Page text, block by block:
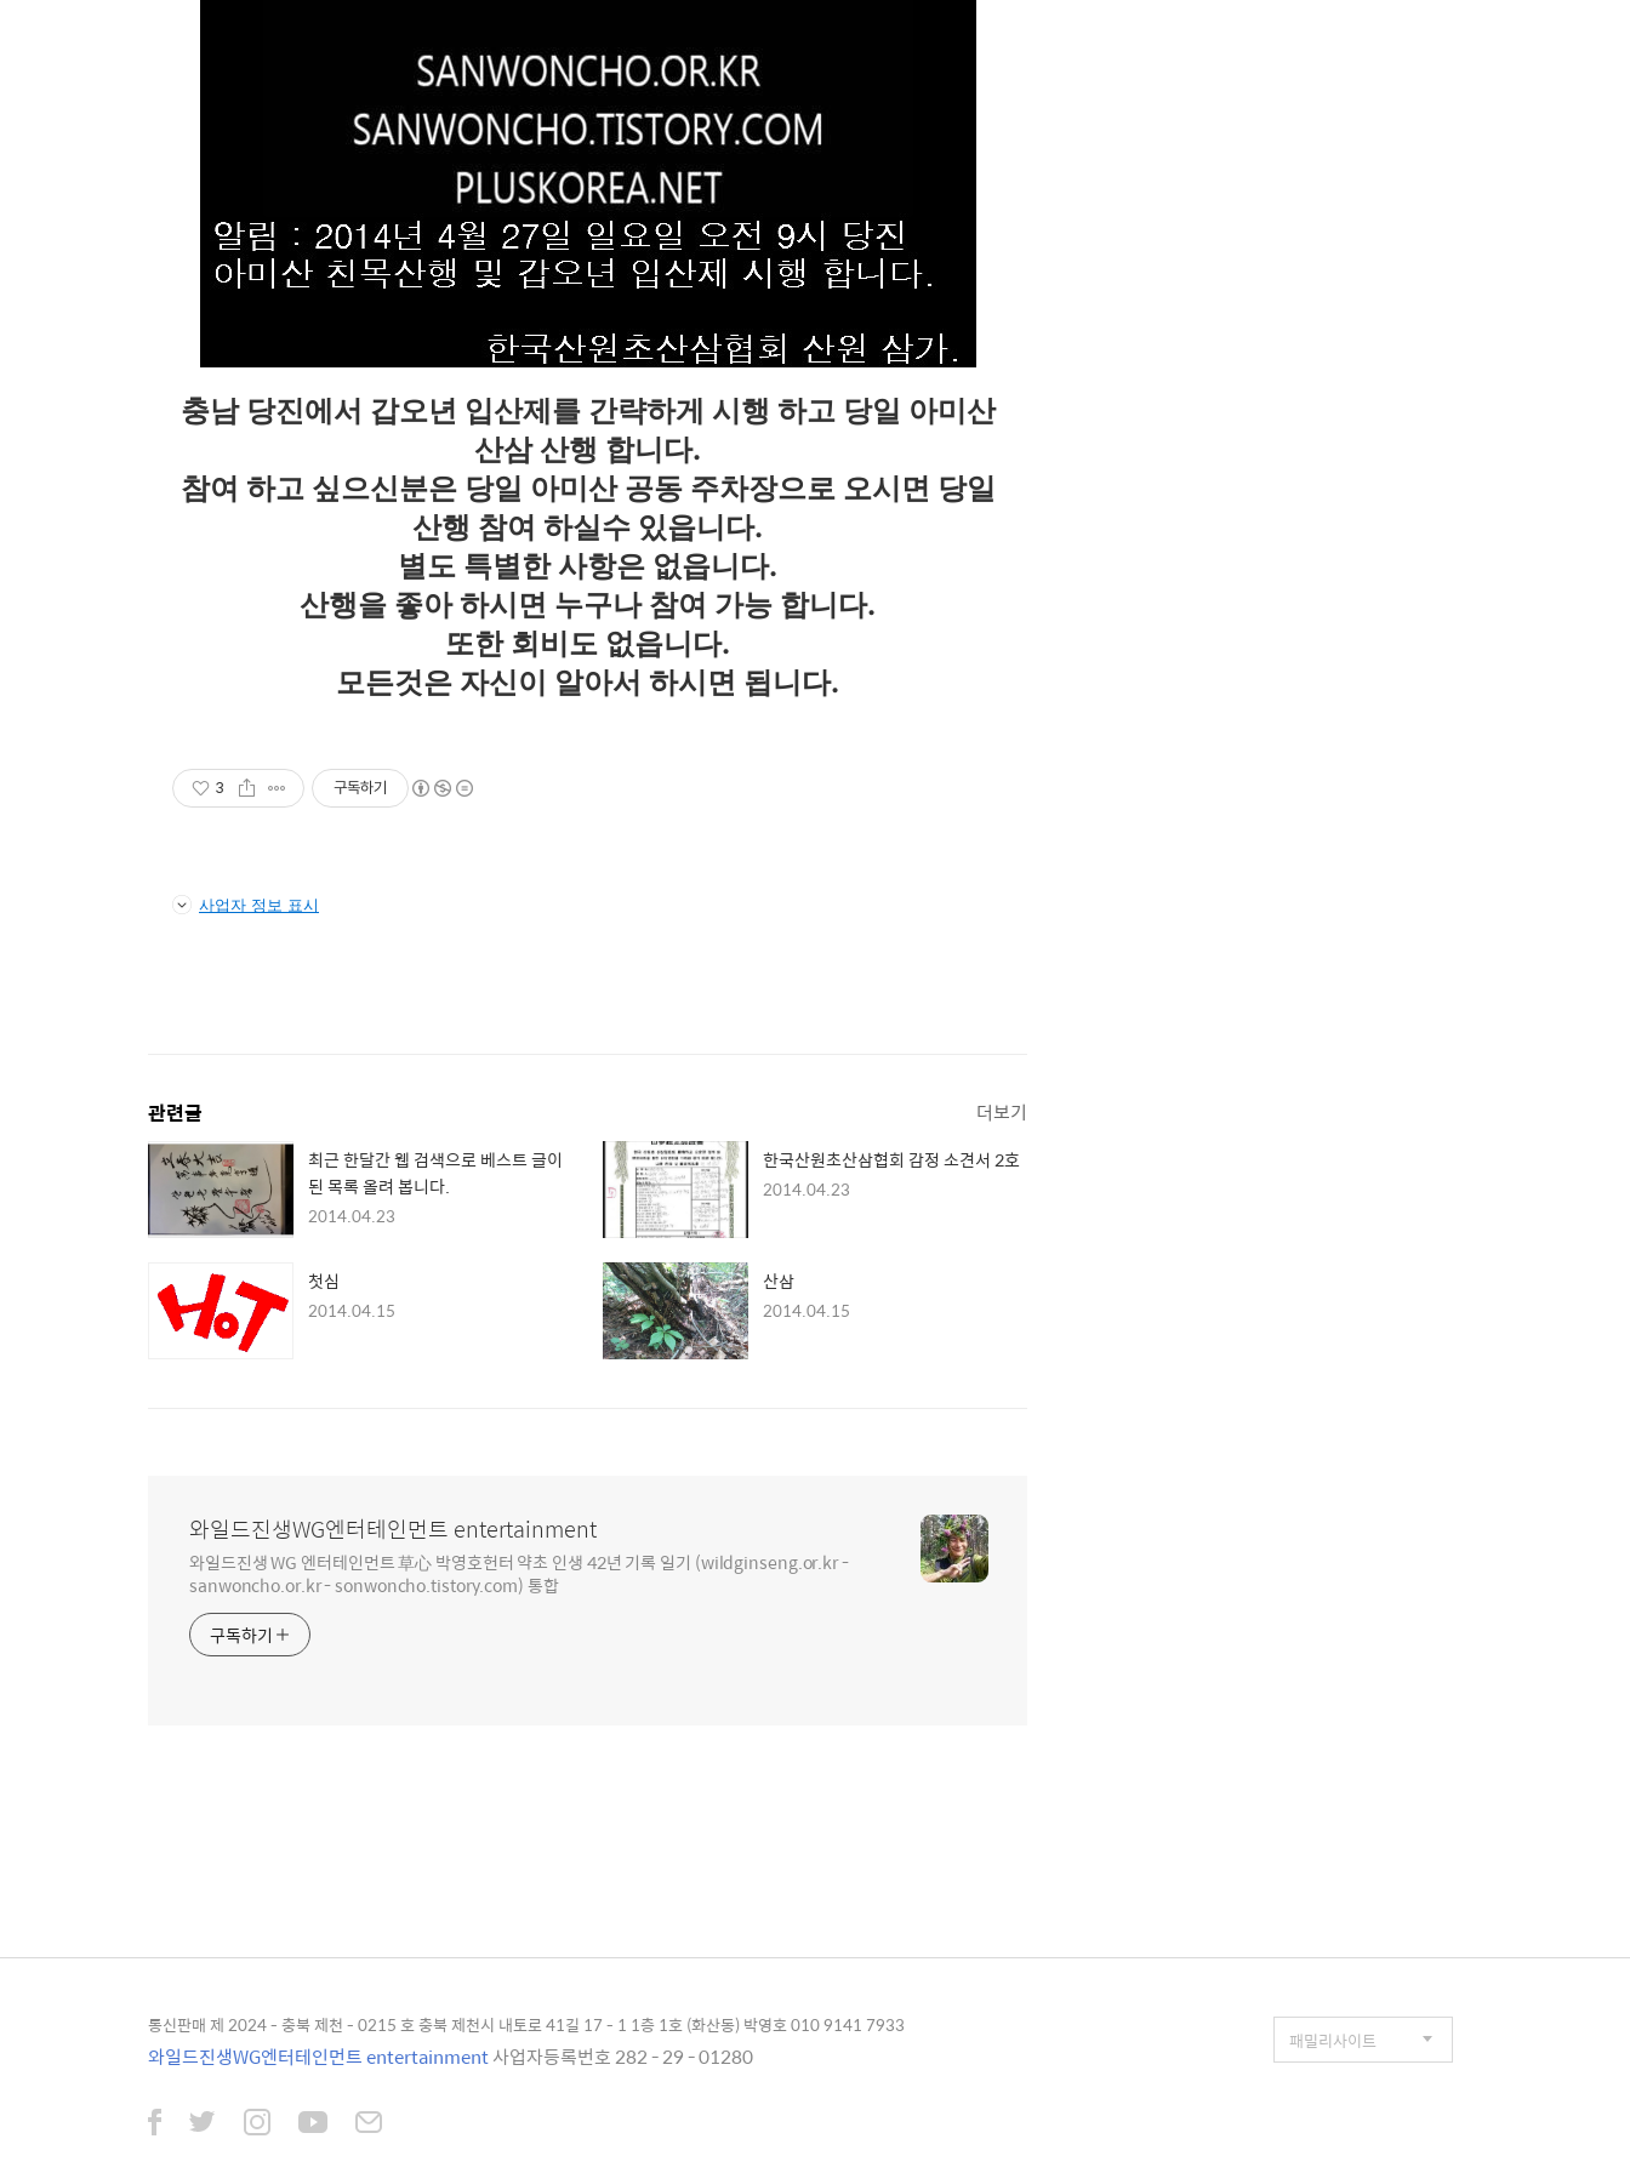
충남 당진에서 갑오년 입산제를 간략하게 시행 하고 당일 아미산
산삼 산행 합니다.
참여 하고 싶으신분은 당일 아미산 공동 주차장으로 오시면 당일
산행 참여 하실수 있읍니다.
별도 특별한 사항은 없읍니다.
산행을 좋아 하시면 누구나 참여 가능 합니다.
또한 회비도 없읍니다.
모든것은 자신이 알아서 하시면 됩니다.
3 구독하기
사업자 정보 표시
관련글 더보기
최근 한달간 웹 검색으로 베스트 글이
된 목록 올려 봅니다.
2014.04.23
한국산원초산삼협회 감정 소견서 2호
2014.04.23
첫심
2014.04.15
산삼
2014.04.15
와일드진생WG엔터테인먼트 entertainment
와일드진생 WG 엔터테인먼트 草心 박영호헌터 약초 인생 42년 기록 일기 (wildginseng.or.kr -
sanwoncho.or.kr - sonwoncho.tistory.com) 통합
구독하기
통신판매 제 2024 - 충북 제천 - 0215 호 충북 제천시 내토로 41길 17 - 1 1층 1호 (화산동) 박영호 010 9141 7933
와일드진생WG엔터테인먼트 entertainment사업자등록번호 282 - 29 - 01280